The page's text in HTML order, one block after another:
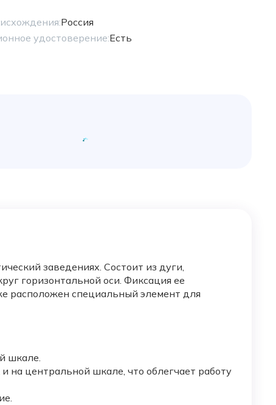
Россия
удостоверение:Есть
заведениях. Состоит из дуги,
горизонтальной оси. Фиксация ее
расположен специальный элемент для
шкале.
на центральной шкале, что облегчает работу